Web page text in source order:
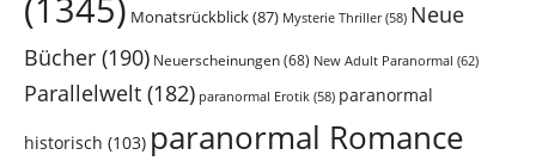
(1345) Monatsrückblick(87) Mysterie Thriller(58) Neue
Bücher (190) Neuerscheinungen(68) New Adult Paranormal (62)
Parallelwelt (182) paranormal Erotik (58) paranormal
historisch (103) paranormal Romance